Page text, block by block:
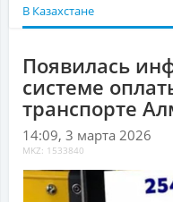
В Казахстане
Появилась
системе
транспорте
14:09, 3 марта 2026
MKZ: 1533840